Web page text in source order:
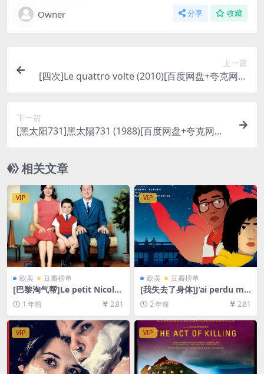
Owner 分享 收藏
上一篇
[四次]Le quattro volte (2010)[百度网盘+夸克网盘
下一篇
[黑太阳731]黑太陽731 (1988)[百度网盘+夸克网盘1
8GB][中文字幕]
相关文章
VIP
欧美 豆瓣榜单
[巴黎淘气帮]Le petit Nicolas
(2009)[百度网盘+夸克网盘10
80P超清未删减资源][网盘在
线播放/下载][MP4/5.9GB][中
文字幕]
1 年前 2.81
VIP
欧美 豆瓣榜单
[我失去了身体]J’ai perdu mo
n corps (2019)[百度网盘+夸
克网盘1080P超清未删减资源]
[网盘在线播放/下载][MP4/1G
B][中文字幕]
2 年前 2.81
VIP VIP